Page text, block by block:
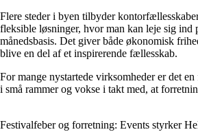
Flere steder i byen tilbyder
fleksible løsninger, hvor man kan leje sig ind
månedsbasis. Det giver både økonomisk
blive en del af et inspirerende fællesskab.
For mange nystartede virksomheder er det
i små rammer og vokse i takt med, at
Festivalfeber og forretning: Events styrker